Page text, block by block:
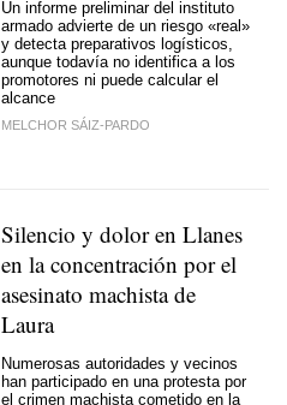
Un informe preliminar del instituto
armado advierte de un riesgo «real»
y detecta preparativos logísticos,
aunque todavía no identifica a los
promotores ni puede calcular el
alcance
MELCHOR SÁIZ-PARDO
Silencio y dolor en Llanes
en la concentración por el
asesinato machista de
Laura
Numerosas autoridades y vecinos
han participado en una protesta por
el crimen machista cometido en la